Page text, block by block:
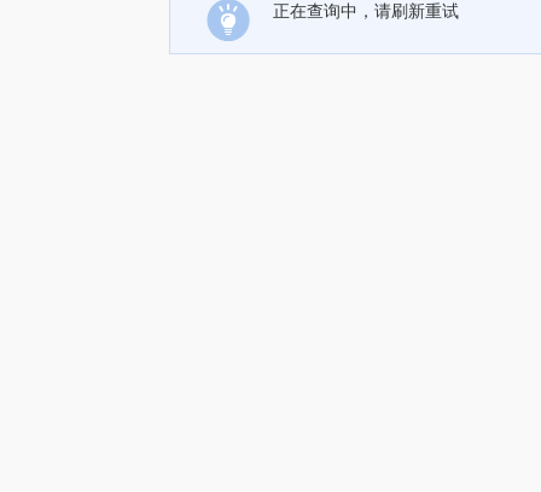
正在查询中，请刷新重试